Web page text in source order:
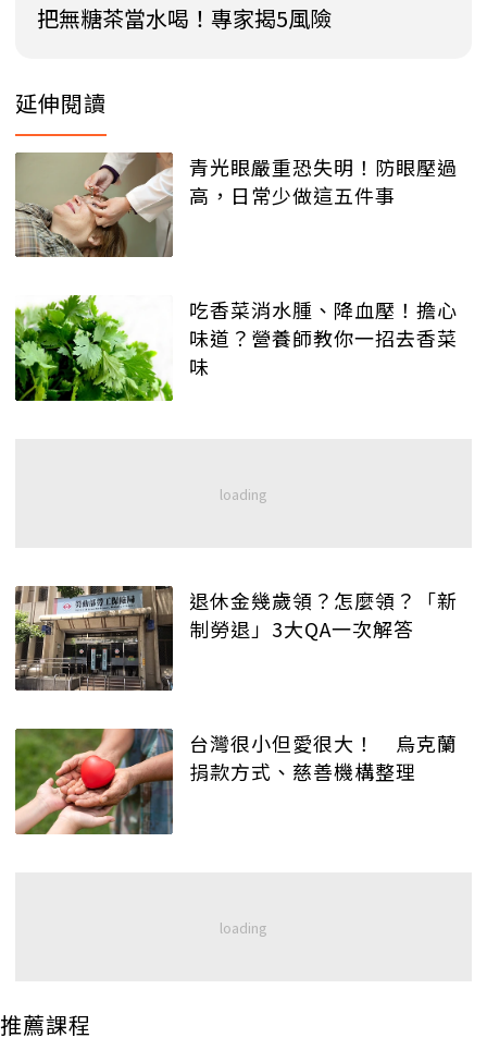
把無糖茶當水喝！專家揭5風險
延伸閱讀
青光眼嚴重恐失明！防眼壓過
高，日常少做這五件事
吃香菜消水腫、降血壓！擔心
味道？營養師教你一招去香菜
味
退休金幾歲領？怎麼領？「新
制勞退」3大QA一次解答
台灣很小但愛很大！ 烏克蘭
捐款方式、慈善機構整理
推薦課程